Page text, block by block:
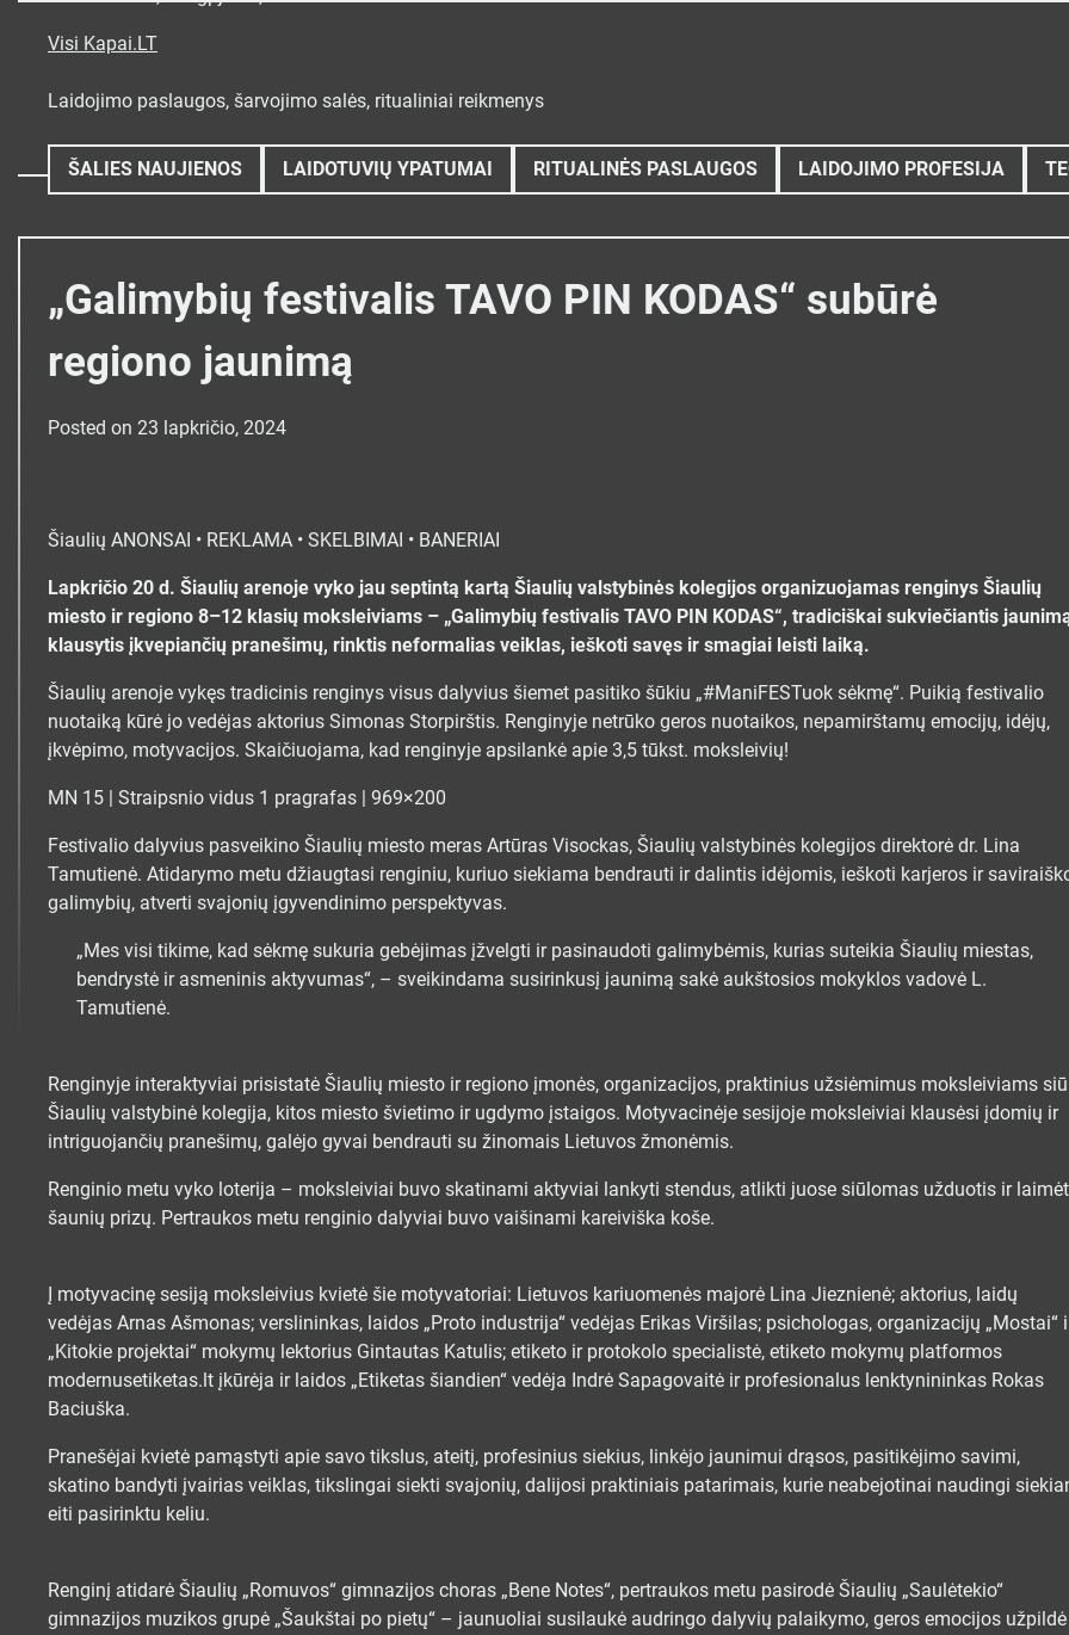
Visi Kapai.LT
Laidojimo paslaugos, šarvojimo salės, ritualiniai reikmenys
ŠALIES NAUJIENOS LAIDOTUVIŲ YPATUMAI RITUALINĖS PASLAUGOS LAIDOJIMO PROFESIJA
„Galimybių festivalis TAVO PIN KODAS“ subūrė
regiono jaunimą
Posted on 23 lapkričio, 2024
Šiaulių ANONSAI • REKLAMA • SKELBIMAI • BANERIAI
Lapkričio 20 d. Šiaulių arenoje vyko jau septintą kartą Šiaulių valstybinės kolegijos organizuojamas renginys Šiaulių
miesto ir regiono 8–12 klasių moksleiviams – „Galimybių festivalis TAVO PIN KODAS“, tradiciškai sukviečiantis
klausytis įkvepiančių pranešimų, rinktis neformalias veiklas, ieškoti savęs ir smagiai leisti laiką.
Šiaulių arenoje vykęs tradicinis renginys visus dalyvius šiemet pasitiko šūkiu „#ManiFESTuok sėkmę“. Puikią festivalio
nuotaiką kūrė jo vedėjas aktorius Simonas Storpirštis. Renginyje netrūko geros nuotaikos, nepamirštamų emocijų, idėjų,
įkvėpimo, motyvacijos. Skaičiuojama, kad renginyje apsilankė apie 3,5 tūkst. moksleivių!
MN 15 | Straipsnio vidus 1 pragrafas | 969×200
Festivalio dalyvius pasveikino Šiaulių miesto meras Artūras Visockas, Šiaulių valstybinės kolegijos direktorė dr. Lina
Tamutienė. Atidarymo metu džiaugtasi renginiu, kuriuo siekiama bendrauti ir dalintis idėjomis, ieškoti karjeros ir
galimybių, atverti svajonių įgyvendinimo perspektyvas.
„Mes visi tikime, kad sėkmę sukuria gebėjimas įžvelgti ir pasinaudoti galimybėmis, kurias suteikia Šiaulių miestas,
bendrystė ir asmeninis aktyvumas“, – sveikindama susirinkusį jaunimą sakė aukštosios mokyklos vadovė L.
Tamutienė.
Renginyje interaktyviai prisistatė Šiaulių miesto ir regiono įmonės, organizacijos, praktinius užsiėmimus moksleiviams
Šiaulių valstybinė kolegija, kitos miesto švietimo ir ugdymo įstaigos. Motyvacinėje sesijoje moksleiviai klausėsi įdomių ir
intriguojančių pranešimų, galėjo gyvai bendrauti su žinomais Lietuvos žmonėmis.
Renginio metu vyko loterija – moksleiviai buvo skatinami aktyviai lankyti stendus, atlikti juose siūlomas užduotis ir
šaunių prizų. Pertraukos metu renginio dalyviai buvo vaišinami kareiviška koše.
Į motyvacinę sesiją moksleivius kvietė šie motyvatoriai: Lietuvos kariuomenės majorė Lina Jieznienė; aktorius, laidų
vedėjas Arnas Ašmonas; verslininkas, laidos „Proto industrija“ vedėjas Erikas Viršilas; psichologas, organizacijų „Mostai“
„Kitokie projektai“ mokymų lektorius Gintautas Katulis; etiketo ir protokolo specialistė, etiketo mokymų platformos
modernusetiketas.lt įkūrėja ir laidos „Etiketas šiandien“ vedėja Indrė Sapagovaitė ir profesionalus lenktynininkas Rokas
Baciuška.
Pranešėjai kvietė pamąstyti apie savo tikslus, ateitį, profesinius siekius, linkėjo jaunimui drąsos, pasitikėjimo savimi,
skatino bandyti įvairias veiklas, tikslingai siekti svajonių, dalijosi praktiniais patarimais, kurie neabejotinai naudingi
eiti pasirinktu keliu.
Renginį atidarė Šiaulių „Romuvos“ gimnazijos choras „Bene Notes“, pertraukos metu pasirodė Šiaulių „Saulėtekio“
gimnazijos muzikos grupė „Šaukštai po pietų“ – jaunuoliai susilaukė audringo dalyvių palaikymo, geros emocijos užpildė